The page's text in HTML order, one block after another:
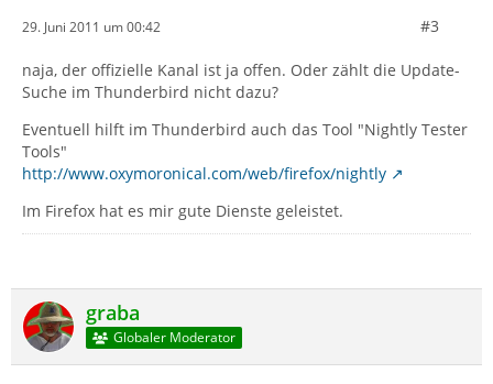
29. Juni 2011 um 00:42 #3
naja, der offizielle Kanal ist ja offen. Oder zählt die Update-
Suche im Thunderbird nicht dazu?
Eventuell hilft im Thunderbird auch das Tool "Nightly Tester
Tools"
http://www.oxymoronical.com/web/firefox/nightly
Im Firefox hat es mir gute Dienste geleistet.
graba
Globaler Moderator